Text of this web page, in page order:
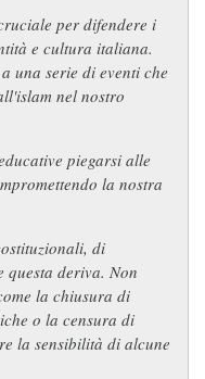
per difendere i
e cultura italiana.
una serie di eventi che
nel nostro
piegarsi alle
la nostra
di
questa deriva. Non
la chiusura di
o la censura di
la sensibilità di alcune